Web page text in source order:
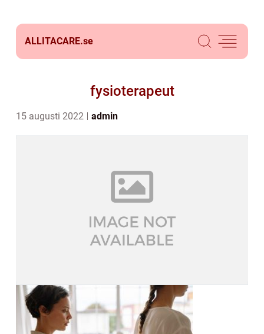
ALLITACARE.se
fysioterapeut
15 augusti 2022 admin